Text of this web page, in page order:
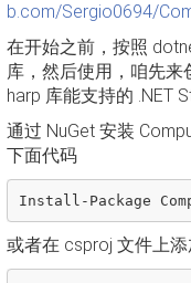
b.com/Sergio0694/
在开始之前，按照
库，然后使用，咱先来
harp 库能支持的 .NET
通过 NuGet 安装
下面代码
Install - Package
或者在 csproj 文件上